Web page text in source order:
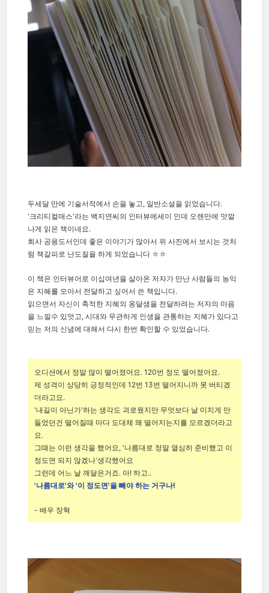
두세달 만에 기술서적에서 손을 놓고, 일반소설을 읽었습니다.
'크리티컬매스'라는 백지연씨의 인터뷰에세이 인데 오랜만에 맛깔
나게 읽은 책이네요.
회사 공용도서인데 좋은 이야기가 많아서 위 사진에서 보시는 것처
럼 책갈피로 난도질을 하게 되었습니다 ㅎㅎ
이 책은 인터뷰어로 이십여년을 살아온 저자가 만난 사람들의 농익
은 지혜를 모아서 전달하고 싶어서 쓴 책입니다.
읽으면서 자신이 축적한 지혜의 옹달샘을 전달하려는 저자의 마음
을 느낄수 있엇고, 시대와 무관하게 인생을 관통하는 지혜가 있다고
믿는 저의 신념에 대해서 다시 한번 확인할 수 있었습니다.
오디션에서 정말 많이 떨어졌어요. 120번 정도 떨어졌어요.
제 성격이 상당히 긍정적인데 12번 13번 떨어지니까 못 버티겠
더라고요.
'내길이 아닌가'하는 생각도 괴로웠지만 무엇보다 날 미치게 만
들었던건 떨어질때 마다 도대체 왜 떨어지는지를 모르겠더라고
요.
그때는 이런 생각을 했어요, '나름대로 정말 열심히 준비했고 이
정도면 되지 않겠나'생각했어요
그런데 어느 날 깨달은거죠. 아! 하고..
'나름대로'와 '이 정도면'을 빼야 하는 거구나!
- 배우 장혁